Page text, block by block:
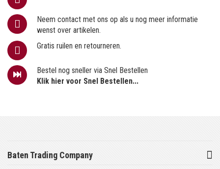
Neem contact met ons op als u nog meer informatie
wenst over artikelen.
Gratis ruilen en retourneren.
Bestel nog sneller via Snel Bestellen
Klik hier voor Snel Bestellen...
Baten Trading Company